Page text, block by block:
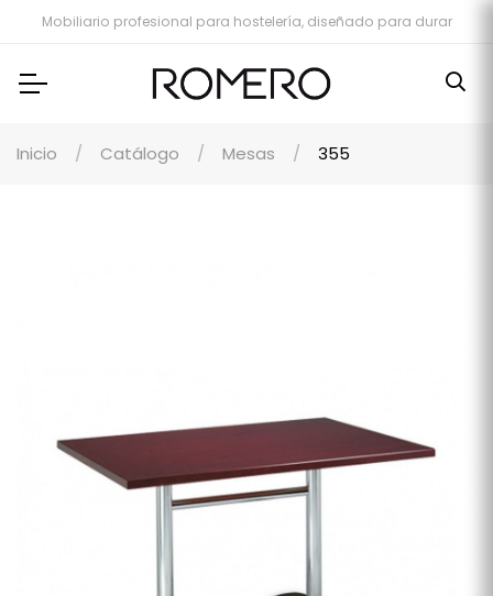
Mobiliario profesional para hostelería, diseñado para durar
Inicio Catálogo Mesas 355